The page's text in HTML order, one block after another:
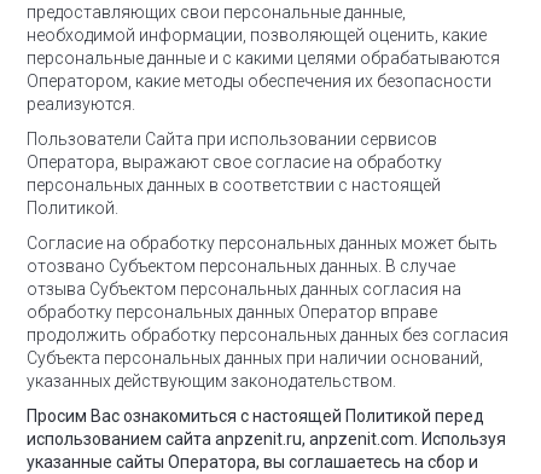
предоставляющих свои персональные данные,
необходимой информации, позволяющей оценить, какие
персональные данные и с какими целями обрабатываются
Оператором, какие методы обеспечения их безопасности
реализуются.
Пользователи Сайта при использовании сервисов
Оператора, выражают свое согласие на обработку
персональных данных в соответствии с настоящей
Политикой.
Согласие на обработку персональных данных может быть
отозвано Субъектом персональных данных. В случае
отзыва Субъектом персональных данных согласия на
обработку персональных данных Оператор вправе
продолжить обработку персональных данных без согласия
Субъекта персональных данных при наличии оснований,
указанных действующим законодательством.
Просим Вас ознакомиться с настоящей Политикой перед
использованием сайта anpzenit.ru, anpzenit.com. Используя
указанные сайты Оператора, вы соглашаетесь на сбор и